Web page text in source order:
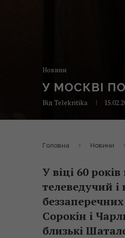
Новини
У МОСКВІ
Від Telekritika
Головна Новини
У віці 60
телеведучий
Сорокін і
близькі